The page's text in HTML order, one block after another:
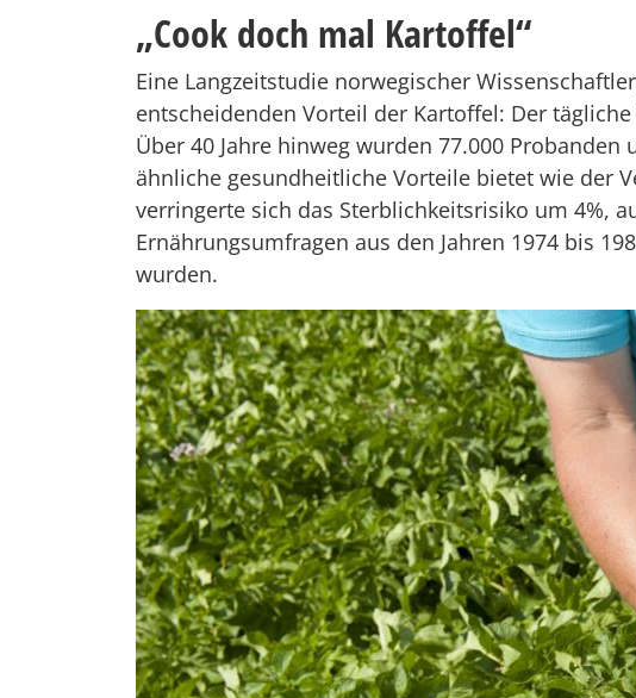
„Cook doch mal Kartoffel“
Eine Langzeitstudie norwegischer
entscheidenden Vorteil der Kartoffel: Der
Über 40 Jahre hinweg wurden 77.000
ähnliche gesundheitliche Vorteile bietet wie der
verringerte sich das Sterblichkeitsrisiko um 4%,
Ernährungsumfragen aus den Jahren 1974 bis
wurden.